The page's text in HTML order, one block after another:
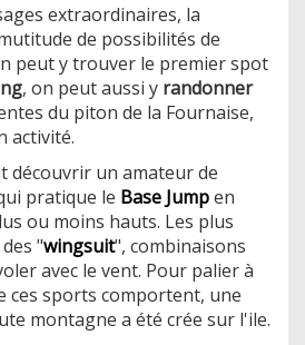
extraordinaires, la
de possibilités de
peut y trouver le premier spot
, on peut aussi y randonner
du piton de la Fournaise,
activité.
découvrir un amateur de
pratique le Base Jumpen
ou moins hauts. Les plus
"wingsuit", combinaisons
avec le vent. Pour palier à
ces sports comportent, une
montagne a été crée sur l'ile.